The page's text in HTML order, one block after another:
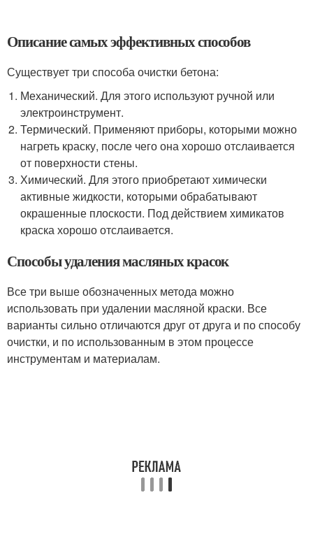
Описание самых эффективных способов
Существует три способа очистки бетона:
Механический. Для этого используют ручной или
электроинструмент.
Термический. Применяют приборы, которыми можно
нагреть краску, после чего она хорошо отслаивается
от поверхности стены.
Химический. Для этого приобретают химически
активные жидкости, которыми обрабатывают
окрашенные плоскости. Под действием химикатов
краска хорошо отслаивается.
Способы удаления масляных красок
Все три выше обозначенных метода можно
использовать при удалении масляной краски. Все
варианты сильно отличаются друг от друга и по способу
очистки, и по использованным в этом процессе
инструментам и материалам.